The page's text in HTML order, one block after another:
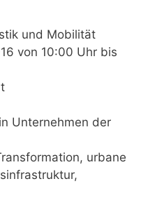
und Mobilität
von 10:00 Uhr bis
Unternehmen der
urbane